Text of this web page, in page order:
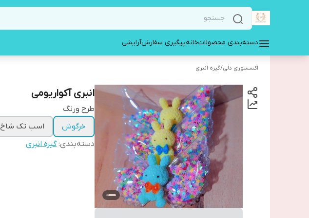
دسته‌بندی محصولاتخانهپیگیری سفارشآرایشی
اکسسوری دلی/گیره انبری
انبری آکواریومی
طرح ورنگ
خرگوش
اسب تک شاخ
دسته‌بندی:گیره انبری